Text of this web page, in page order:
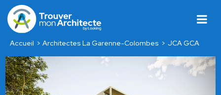
Accueil Architectes La Garenne-Colombes JCA GCA